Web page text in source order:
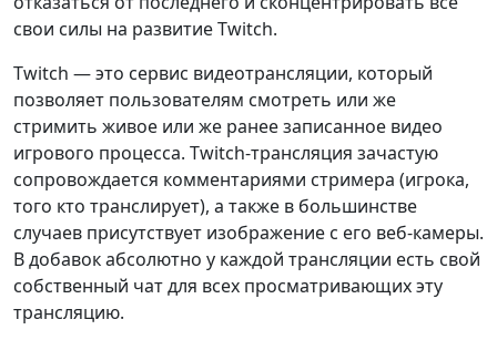
свои силы на развитие Twitch.
Twitch — это сервис видеотрансляции, который
позволяет пользователям смотреть или же
стримить живое или же ранее записанное видео
игрового процесса. Twitch-трансляция зачастую
сопровождается комментариями стримера (игрока,
того кто транслирует), а также в большинстве
случаев присутствует изображение с его веб-камеры.
В добавок абсолютно у каждой трансляции есть свой
собственный чат для всех просматривающих эту
трансляцию.